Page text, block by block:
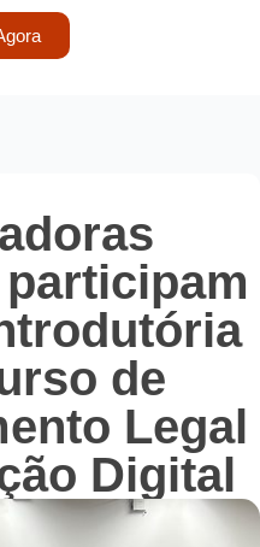
de
Legal
Digital